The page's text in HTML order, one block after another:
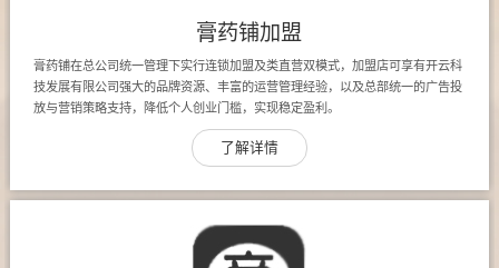
膏药铺加盟
膏药铺在总公司统一管理下实行连锁加盟及类直营双模式，加盟店可享有开云科
技发展有限公司强大的品牌资源、丰富的运营管理经验，以及总部统一的广告投
放与营销策略支持，降低个人创业门槛，实现稳定盈利。
了解详情